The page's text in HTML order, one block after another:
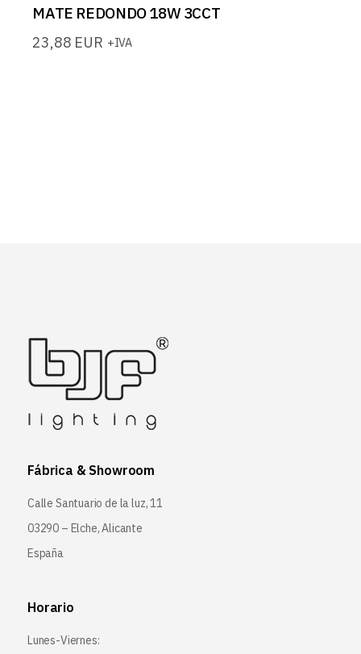
MATE REDONDO 18W 3CCT
23,88 EUR +IVA
Fábrica & Showroom
Calle Santuario de la luz, 11
03290 – Elche, Alicante
España
Horario
Lunes-Viernes: